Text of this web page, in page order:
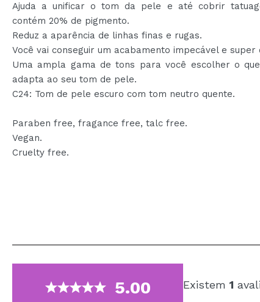
Ajuda a unificar o tom da pele e até cobrir
contém 20% de pigmento.
Reduz a aparência de linhas finas e rugas.
Você vai conseguir um acabamento impecável e super
Uma ampla gama de tons para você escolher o
adapta ao seu tom de pele.
C24: Tom de pele escuro com tom neutro quente.
Paraben free, fragance free, talc free.
Vegan.
Cruelty free.
5.00 Existem 1